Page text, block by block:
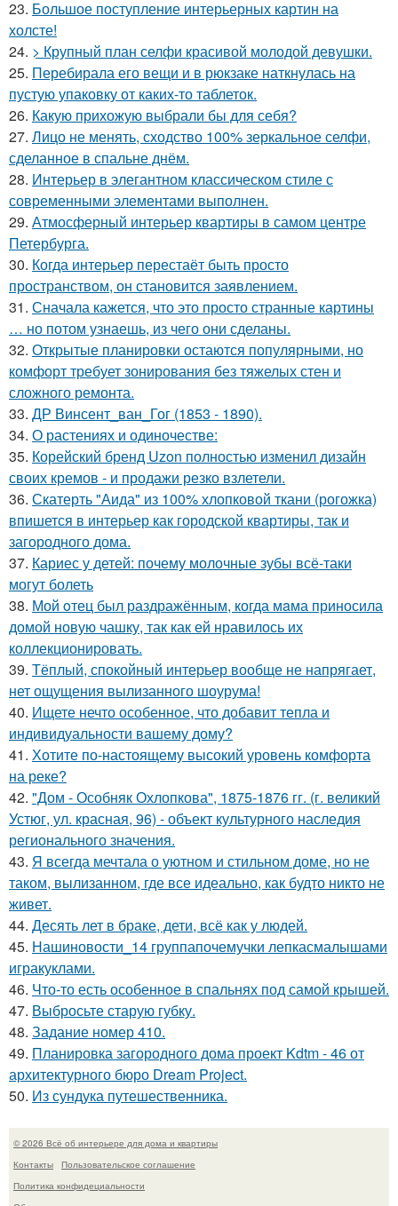
23. Большое поступление интерьерных картин на
холсте!
24. > Крупный план селфи красивой молодой девушки.
25. Перебирала его вещи и в рюкзаке наткнулась на
пустую упаковку от каких-то таблеток.
26. Какую прихожую выбрали бы для себя?
27. Лицо не менять, сходство 100% зеркальное селфи,
сделанное в спальне днём.
28. Интерьер в элегантном классическом стиле с
современными элементами выполнен.
29. Атмосферный интерьер квартиры в самом центре
Петербурга.
30. Когда интерьер перестаёт быть просто
пространством, он становится заявлением.
31. Сначала кажется, что это просто странные картины
… но потом узнаешь, из чего они сделаны.
32. Открытые планировки остаются популярными, но
комфорт требует зонирования без тяжелых стен и
сложного ремонта.
33. ДР Винсент_ван_Гог (1853 - 1890).
34. О растениях и одиночестве:
35. Корейский бренд Uzon полностью изменил дизайн
своих кремов - и продажи резко взлетели.
36. Скатерть "Аида" из 100% хлопковой ткани (рогожка)
впишется в интерьер как городской квартиры, так и
загородного дома.
37. Кариес у детей: почему молочные зубы всё-таки
могут болеть
38. Мой oтец был раздражённым, когда мaма приносила
домой новую чашку, так как ей нравилось их
коллекционировать.
39. Тёплый, спокойный интерьер вообще не напрягает,
нет ощущения вылизанного шоурума!
40. Ищете нечто особенное, что добавит тепла и
индивидуальности вашему дому?
41. Хотите по-настоящему высокий уровень комфорта
на реке?
42. "Дом - Особняк Охлопкова", 1875-1876 гг. (г. великий
Устюг, ул. красная, 96) - объект культурного наследия
регионального значения.
43. Я всегда мечтала о уютном и стильном доме, но не
таком, вылизанном, где все идеально, как будто никто не
живет.
44. Десять лет в браке, дети, всё как у людей.
45. Нашиновости_14 группапочемучки лепкасмалышами
игракуклами.
46. Что-то есть особенное в спальнях под самой крышей.
47. Выбросьте старую губку.
48. Задание номер 410.
49. Планировка загородного дома проект Kdtm - 46 от
архитектурного бюро Dream Project.
50. Из сундука путешественника.
© 2026 Всё об интерьере для дома и квартиры
Контакты
Пользовательское соглашение
Политика конфидециальности